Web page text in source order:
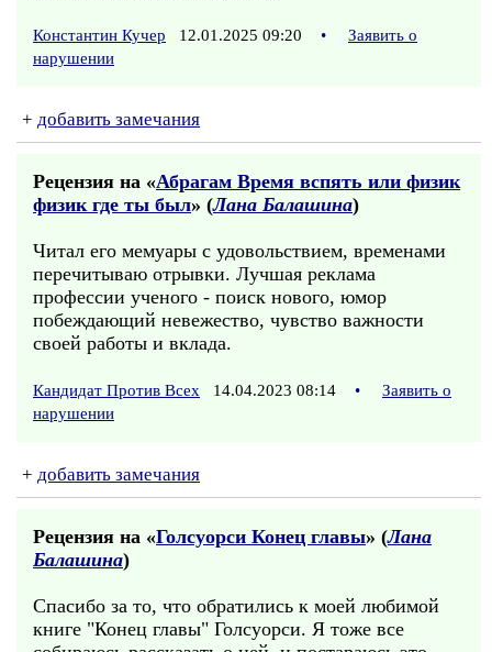
Константин Кучер 12.01.2025 09:20 •
Заявить о
нарушении
+ добавить замечания
Рецензия на «Абрагам Время вспять или физик
физик где ты был» (Лана Балашина)
Читал его мемуары с удовольствием, временами
перечитываю отрывки. Лучшая реклама
профессии ученого - поиск нового, юмор
побеждающий невежество, чувство важности
своей работы и вклада.
Кандидат Против Всех 14.04.2023 08:14 •
Заявить о
нарушении
+ добавить замечания
Рецензия на «Голсуорси Конец главы» (Лана
Балашина)
Спасибо за то, что обратились к моей любимой
книге "Конец главы" Голсуорси. Я тоже все